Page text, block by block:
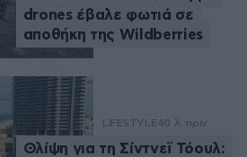
drones έβαλε φωτιά σε
αποθήκη της Wildberries
LIFESTYLE40 λ. πριν
Θλίψη για τη Σίντνεϊ Τόουλ: